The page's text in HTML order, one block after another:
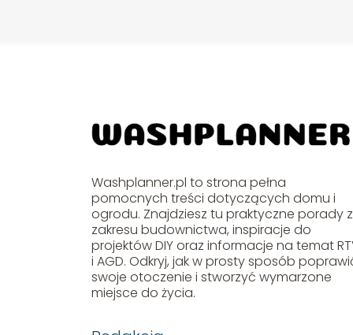
Washplanner.pl to strona pełna
pomocnych treści dotyczących domu i
ogrodu. Znajdziesz tu praktyczne porady z
zakresu budownictwa, inspiracje do
projektów DIY oraz informacje na temat
i AGD. Odkryj, jak w prosty sposób
swoje otoczenie i stworzyć wymarzone
miejsce do życia.